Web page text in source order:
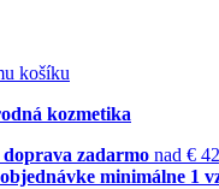
košíku
kozmetika
doprava zadarmo nad €
minimálne 1